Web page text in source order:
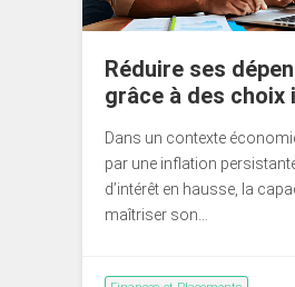
Réduire ses
grâce à des choix
Dans un contexte
par une inflation
d’intérêt en hausse, la
maîtriser son…